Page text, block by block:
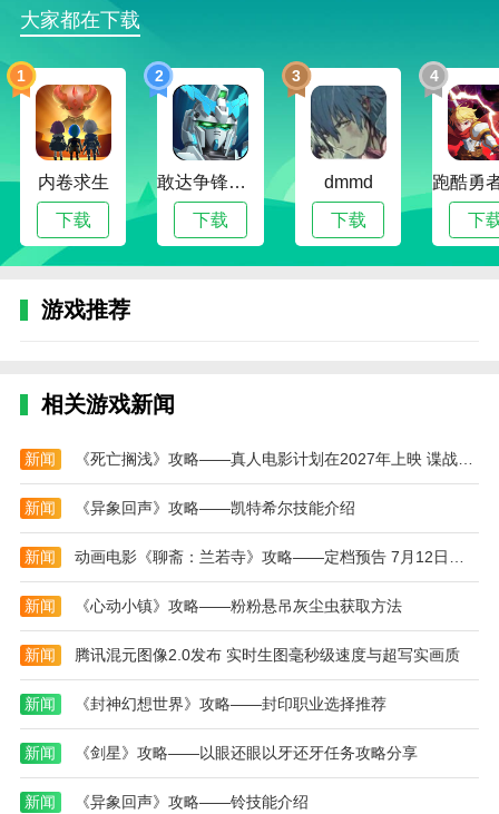
老版本恐怖躲猫猫2旧版本新人教学
当游戏开始时，你需要选择一个角色。医生、修女
和伯爵是游戏中的三个角色，每个角色都有自己独特的
背景故事和特点。选择一个适合你的角色会帮助你在游
戏中获得优势。
游戏地图是关键，熟悉地图的布局将帮助你更好地
隐藏或找到隐藏的人。注意地图上障碍物、隐藏点和逃
生门的位置。
的追捕者，找到逃生门。保持冷静，利用环境，找到合
人。看地图，寻找线索，用你的感官和直觉追踪隐藏的
老版本恐怖躲猫猫2旧版本游戏评价
游戏中可能有一些道具可以帮助你更好地完成任
务。例如，一个隐藏者可以使用道具来伪装自己或制造
噪音来打扰追捕者。
与队友保持良好的沟通与合作是获胜的关键。分享
信息，制定计划，互相支持。
游戏中有时间限制，你需要在不被追击者发现的情
况下尽快找到逃生门或找到所有躲藏的人。注意你的游
戏时间，明智地安排你的行动。
本站为您提供老版本恐怖躲猫猫2 旧版本的 手机游
戏 ，欢迎大家记住本站网址，本站是您下载安卓手游
大家都在下载
1
内卷求生
下载
2
敢达争锋对决无限钻石版
下载
3
dmmd
下载
4
下
游戏推荐
相关游戏新闻
新闻 《死亡搁浅》攻略——真人电影计划在2027年上映 谍战游戏《Physint》攻略——登陆PS6 Pro？
新闻 《异象回声》攻略——凯特希尔技能介绍
新闻 动画电影《聊斋：兰若寺》攻略——定档预告 7月12日全国上映
新闻 《心动小镇》攻略——粉粉悬吊灰尘虫获取方法
新闻 腾讯混元图像2.0发布 实时生图毫秒级速度与超写实画质
新闻 《封神幻想世界》攻略——封印职业选择推荐
新闻 《剑星》攻略——以眼还眼以牙还牙任务攻略分享
新闻 《异象回声》攻略——铃技能介绍